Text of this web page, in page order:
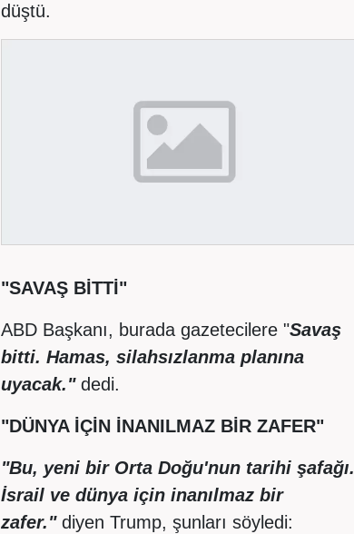
düştü.
"SAVAŞ BİTTİ"
ABD Başkanı, burada gazetecilere "Savaş
bitti. Hamas, silahsızlanma planına
uyacak."dedi.
"DÜNYA İÇİN İNANILMAZ BİR ZAFER"
"Bu, yeni bir Orta Doğu'nun tarihi şafağı.
İsrail ve dünya için inanılmaz bir
zafer."diyen Trump, şunları söyledi: